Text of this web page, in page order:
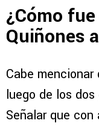
¿Cómo
Quiñones
Cabe
luego de los dos
Señalar que